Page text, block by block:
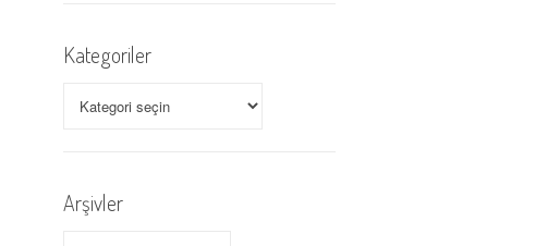
Kategoriler
Arşivler